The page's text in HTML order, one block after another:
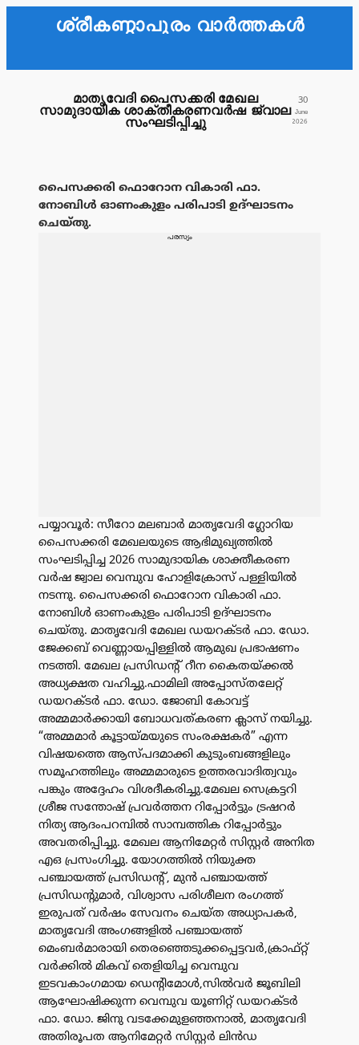
ശ്രീകണ്ഠാപുരം വാർത്തകൾ
മാതൃവേദി പൈസക്കരി മേഖല
സാമുദായിക ശാക്തീകരണവർഷ ജ്വാല
സംഘടിപ്പിച്ചു
30
June
2026
പൈസക്കരി ഫൊറോന വികാരി ഫാ.
നോബിൾ ഓണംകുളം പരിപാടി ഉദ്ഘാടനം
ചെയ്തു.
പരസ്യം
പയ്യാവൂർ: സീറോ മലബാർ മാതൃവേദി ഗ്ലോറിയ
പൈസക്കരി മേഖലയുടെ ആഭിമുഖ്യത്തിൽ
സംഘടിപ്പിച്ച 2026 സാമുദായിക ശാക്തീകരണ
വർഷ ജ്വാല വെമ്പുവ ഹോളിക്രോസ് പള്ളിയിൽ
നടന്നു. പൈസക്കരി ഫൊറോന വികാരി ഫാ.
നോബിൾ ഓണംകുളം പരിപാടി ഉദ്ഘാടനം
ചെയ്തു. മാതൃവേദി മേഖല ഡയറക്ടർ ഫാ. ഡോ.
ജേക്കബ് വെണ്ണായപ്പിള്ളിൽ ആമുഖ പ്രഭാഷണം
നടത്തി. മേഖല പ്രസിഡന്റ് റീന കൈതയ്ക്കൽ
അധ്യക്ഷത വഹിച്ചു.ഫാമിലി അപ്പോസ്തലേറ്റ്
ഡയറക്ടർ ഫാ. ഡോ. ജോബി കോവട്ട്
അമ്മമാർക്കായി ബോധവത്കരണ ക്ലാസ് നയിച്ചു.
“അമ്മമാർ കൂട്ടായ്മയുടെ സംരക്ഷകർ” എന്ന
വിഷയത്തെ ആസ്പദമാക്കി കുടുംബങ്ങളിലും
സമൂഹത്തിലും അമ്മമാരുടെ ഉത്തരവാദിത്വവും
പങ്കും അദ്ദേഹം വിശദീകരിച്ചു.മേഖല സെക്രട്ടറി
ശ്രീജ സന്തോഷ് പ്രവർത്തന റിപ്പോർട്ടും ട്രഷറർ
നിത്യ ആദംപറമ്പിൽ സാമ്പത്തിക റിപ്പോർട്ടും
അവതരിപ്പിച്ചു. മേഖല ആനിമേറ്റർ സിസ്റ്റർ അനിത
എഒ പ്രസംഗിച്ചു. യോഗത്തിൽ നിയുക്ത
പഞ്ചായത്ത് പ്രസിഡന്റ്, മുൻ പഞ്ചായത്ത്
പ്രസിഡന്റുമാർ, വിശ്വാസ പരിശീലന രംഗത്ത്
ഇരുപത് വർഷം സേവനം ചെയ്ത അധ്യാപകർ,
മാതൃവേദി അംഗങ്ങളിൽ പഞ്ചായത്ത്
മെംബർമാരായി തെരഞ്ഞെടുക്കപ്പെട്ടവർ,ക്രാഫ്റ്റ്
വർക്കിൽ മികവ് തെളിയിച്ച വെമ്പുവ
ഇടവകാംഗമായ ഡെന്റിമോൾ,സിൽവർ ജൂബിലി
ആഘോഷിക്കുന്ന വെമ്പുവ യൂണിറ്റ് ഡയറക്ടർ
ഫാ. ഡോ. ജിനു വടക്കേമുളഞ്ഞനാൽ, മാതൃവേദി
അതിരൂപത ആനിമേറ്റർ സിസ്റ്റർ ലിൻഡ